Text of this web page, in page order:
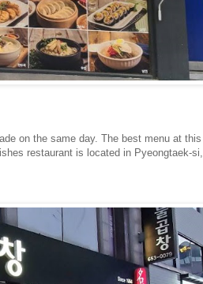
on the same day. The best menu at this
restaurant is located in Pyeongtaek-si,